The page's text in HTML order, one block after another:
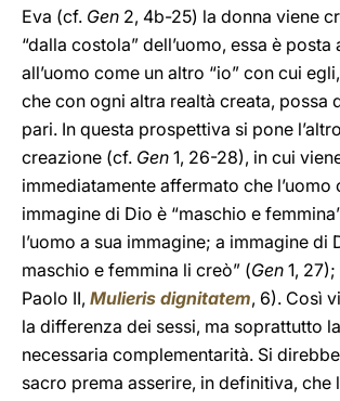
Eva (cf. Gen 2, 4b-25) la donna viene
“dalla costola” dell’uomo, essa è posta
all’uomo come un altro “io” con cui
che con ogni altra realtà creata, possa
pari. In questa prospettiva si pone
creazione (cf. Gen 1, 26-28), in cui
immediatamente affermato che l’uomo
immagine di Dio è “maschio e
l’uomo a sua immagine; a immagine di
maschio e femmina li creò” (Gen 1,
Paolo II, Mulieris dignitatem, 6). Così
la differenza dei sessi, ma soprattutto
necessaria complementarità. Si
sacro prema asserire, in definitiva, che